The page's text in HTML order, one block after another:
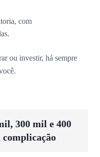
com
ou investir, há sempre
300 mil e 400
complicação